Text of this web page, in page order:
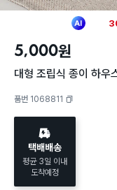
최근
5,000원
대형 조립식 종이 하
품번 1068811
택배배송
평균 3일 이내
도착예정